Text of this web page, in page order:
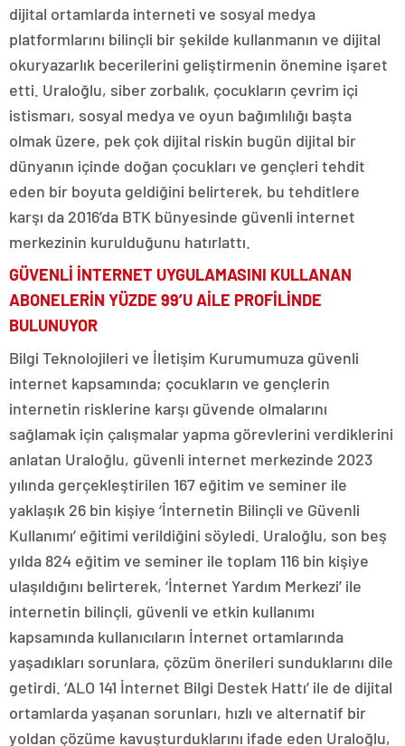
dijital ortamlarda interneti ve sosyal medya
platformlarını bilinçli bir şekilde kullanmanın ve dijital
okuryazarlık becerilerini geliştirmenin önemine işaret
etti. Uraloğlu, siber zorbalık, çocukların çevrim içi
istismarı, sosyal medya ve oyun bağımlılığı başta
olmak üzere, pek çok dijital riskin bugün dijital bir
dünyanın içinde doğan çocukları ve gençleri tehdit
eden bir boyuta geldiğini belirterek, bu tehditlere
karşı da 2016’da BTK bünyesinde güvenli internet
merkezinin kurulduğunu hatırlattı.
GÜVENLİ İNTERNET UYGULAMASINI KULLANAN
ABONELERİN YÜZDE 99’U AİLE PROFİLİNDE
BULUNUYOR
Bilgi Teknolojileri ve İletişim Kurumumuza güvenli
internet kapsamında; çocukların ve gençlerin
internetin risklerine karşı güvende olmalarını
sağlamak için çalışmalar yapma görevlerini verdiklerini
anlatan Uraloğlu, güvenli internet merkezinde 2023
yılında gerçekleştirilen 167 eğitim ve seminer ile
yaklaşık 26 bin kişiye ‘İnternetin Bilinçli ve Güvenli
Kullanımı’ eğitimi verildiğini söyledi. Uraloğlu, son beş
yılda 824 eğitim ve seminer ile toplam 116 bin kişiye
ulaşıldığını belirterek, ‘İnternet Yardım Merkezi’ ile
internetin bilinçli, güvenli ve etkin kullanımı
kapsamında kullanıcıların İnternet ortamlarında
yaşadıkları sorunlara, çözüm önerileri sunduklarını dile
getirdi. ‘ALO 141 İnternet Bilgi Destek Hattı’ ile de dijital
ortamlarda yaşanan sorunları, hızlı ve alternatif bir
yoldan çözüme kavuşturduklarını ifade eden Uraloğlu,